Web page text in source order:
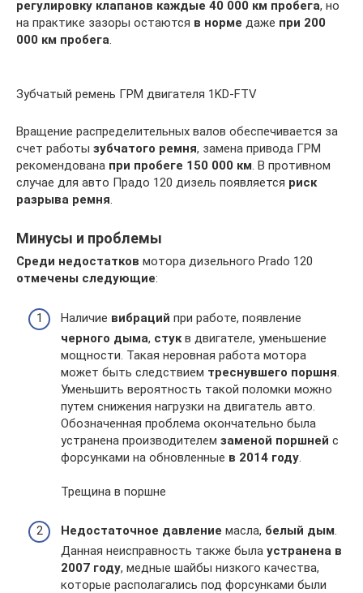
регулировку клапанов каждые 40 000 км пробега, но
на практике зазоры остаются в норме даже при 200
000 км пробега.
Зубчатый ремень ГРМ двигателя 1KD-FTV
Вращение распределительных валов обеспечивается за
счет работы зубчатого ремня, замена привода ГРМ
рекомендована при пробеге 150 000 км. В противном
случае для авто Прадо 120 дизель появляется риск
разрыва ремня.
Минусы и проблемы
Среди недостатков мотора дизельного Prado 120
отмечены следующие:
Наличие вибраций при работе, появление
черного дыма, стук в двигателе, уменьшение
мощности. Такая неровная работа мотора
может быть следствием треснувшего поршня
Уменьшить вероятность такой поломки можно
путем снижения нагрузки на двигатель авто.
Обозначенная проблема окончательно была
устранена производителем заменой поршней с
форсунками на обновленные в 2014 году
Трещина в поршне
Недостаточное давление масла, белый дым
Данная неисправность также была устранена в
2007 году, медные шайбы низкого качества,
которые располагались под форсунками были